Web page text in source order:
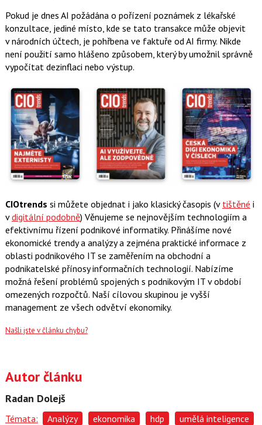
Pokud je dnes AI požádána o pořízení poznámek z lékařské
konzultace, jediné místo, kde se tato transakce může objevit
v národních účtech, je pohřbena ve faktuře od AI firmy. Nikde
není použití samo hlášeno způsobem, který by umožnil správně
vypočítat dezinflaci nebo výstup.
CIOtrends si můžete objednat i jako klasický časopis (v tištěné i
vdigitální podobně) Věnujeme se nejnovějším technologiím a
efektivnímu řízení podnikové informatiky. Přinášíme nové
ekonomické trendy a analýzy a zejména praktické informace z
oblasti podnikového IT se zaměřením na obchodní a
podnikatelské přínosy informačních technologií. Nabízíme
možná řešení problémů spojených s podnikovým IT v období
omezených rozpočtů. Naší cílovou skupinou je vyšší
management ze všech odvětví ekonomiky.
Našli jste v článku chybu?
Autor článku
Radan Dolejš
Témata: Analýzy ekonomika hdp umělá inteligence